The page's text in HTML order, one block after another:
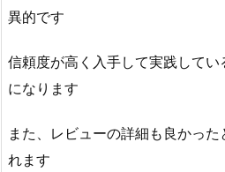
異的です
信頼度が高く入手して実践して
になります
また、レビューの詳細も良かっ
れます